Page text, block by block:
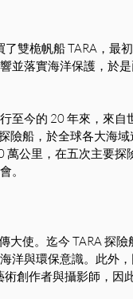
雙桅帆船 TARA，最
並落實海洋保護，於
今的 20 年來，來自
險船，於全球各大海
公里，在五次主要探
。
使。迄今 TARA 探險
洋與環保意識。此外
創作者與攝影師，因